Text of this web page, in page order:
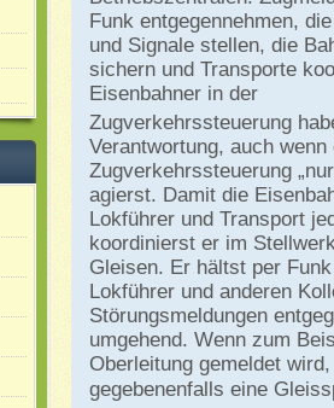
Funk entgegennehmen,
und Signale stellen, die
sichern und Transporte
Eisenbahner in der
Zugverkehrssteuerung
Verantwortung, auch
Zugverkehrssteuerung
agierst. Damit die
Lokführer und Transport
koordinierst er im
Gleisen. Er hältst per
Lokführer und anderen
Störungsmeldungen
umgehend. Wenn zum
Oberleitung gemeldet
gegebenenfalls eine